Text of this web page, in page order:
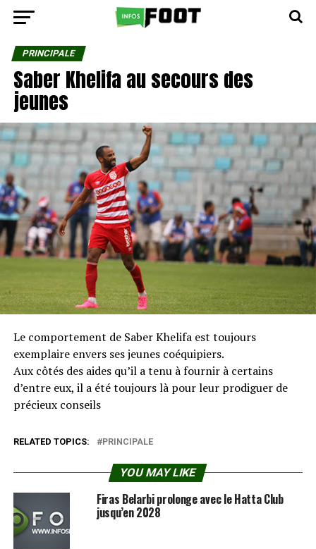
PRINCIPALE
Saber Khelifa au secours des
jeunes
Le comportement de Saber Khelifa est toujours
exemplaire envers ses jeunes coéquipiers.
Aux côtés des aides qu’il a tenu à fournir à certains
d’entre eux, il a été toujours là pour leur prodiguer de
précieux conseils
RELATED TOPICS: PRINCIPALE
YOU MAY LIKE
Firas Belarbi prolonge avec le Hatta Club
jusqu’en 2028